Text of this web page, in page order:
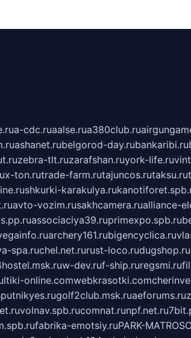
a-cdc.ruaalse.rua380club.ru
ashanet.rubelgorod-day.rubankaribi.ru
zebra-tlt.ruzarafshan.ruyork-life.ru
x-ton.rutrade-farm.rutajuncos.rutaksu.ru
shkurki-karakulya.ru
avto-vozim.rusakhcamera.rualliance-
associaciya39.ruprimexpo.spb.ru
archery161.rubigencyclica.ru
spa.ruchel.net.rurust-loco.rudugshop.ru
w-dev.ruf-ship.ruregsmi.ru
online.comwebkrasotki.com
golf2club.msk.ruaeforums.ru
volnav.spb.rucomnat.runpf.net.ru
fabrika-emotsiy.ruPARK-